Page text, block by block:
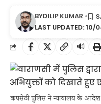
LAST UPDATED: 10/
BYDILIP KUMAR
🔊
कपसेठी पुलिस ने न्यायालय के आदेश